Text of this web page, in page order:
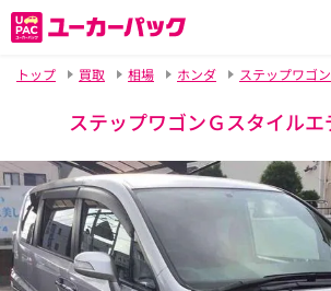
トップ
買取 相場 ホンダ ステップワゴン
ステップワゴンＧスタイルエ